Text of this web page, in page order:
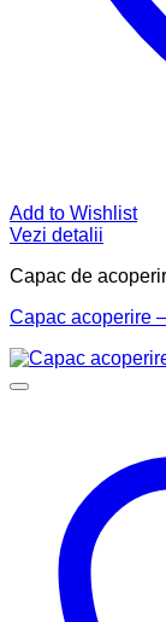
Add to Wishlist
Vezi detalii
Capac de
Capac acoperire